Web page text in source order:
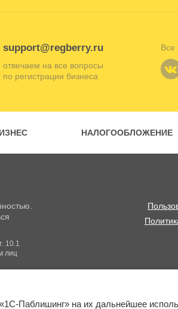
support@regberry.ru
отвечаем на все вопросы
по регистрации бизнеса
Все
НАЛОГООБЛОЖЕНИЕ
10.1
лиц
Паблишинг» на их дальнейшее